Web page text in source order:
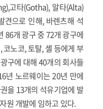
고타(Gotha), 알타(Alta)
견으로 인해, 바렌츠해 석
86개 광구 중 72개 광구에
노코, 토탈, 셸 등에게 부
구에 대해 40개의 회사들
년 노르웨이는 20년 만에
을 13개의 석유기업에 발
원 개발에 임하고 있다.